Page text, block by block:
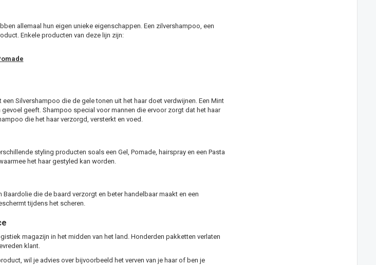
allemaal hun eigen unieke eigenschappen. Een zilvershampoo, een
Enkele producten van deze lijn zijn:
Silvershampoo die de gele tonen uit het haar doet verdwijnen. Een Mint
geeft. Shampoo special voor mannen die ervoor zorgt dat het haar
die het haar verzorgd, versterkt en voed.
styling producten soals een Gel, Pomade, hairspray en een Pasta
het haar gestyled kan worden.
Baardolie die de baard verzorgt en beter handelbaar maakt en een
tijdens het scheren.
magazijn in het midden van het land. Honderden pakketten verlaten
klant.
wil je advies over bijvoorbeeld het verven van je haar of ben je